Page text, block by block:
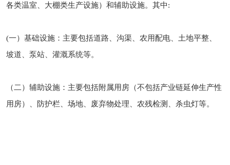
各类温室、大棚类生产设施）和辅助设施。其中:
(一）基础设施：主要包括道路、沟渠、农用配电、土地平整、
坡道、泵站、灌溉系统等。
（二）辅助设施：主要包括附属用房（不包括产业链延伸生产性
用房）、防护栏、场地、废弃物处理、农残检测、杀虫灯等。